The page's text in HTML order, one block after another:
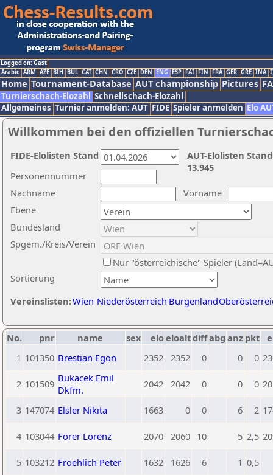
Logged on: Gast
Arabic ARM AZE BIH BUL CAT CHN CRO CZE DEN ENG ESP FAI FIN FRA GER GRE INA
Home Tournament-Database AUT championship Pictures
Turnierschach-Elozahl Schnellschach-Elozahl
Allgemeines Turnier anmelden: AUT FIDE Spieler anmelden Elo
Willkommen bei den offiziellen
Nachname
Vorname
Ebene
Sortierung
Personennummer
Bundesland
Spgem./Kreis/Verein
Nur "österreichische" Spieler
Vereinslisten:Wien Niederösterreich Burgenland
AUT-Elolisten
13.945
FIDE-Elolisten Stand
No. pnr name sex eloeloaltdiffabg anz pkt
1 101350 Brestian Egon 2352 2352 0 0 0
2 101509 Bukacek Emil
Dkfm.
2042 2042 0 0 0
3 147074 Elsler Nikita 1663 0 0 6 2
4 103044 Forer Lorenz 2070 2060 10 5 2,5
5 103212 Froehlich Peter 1632 1626 6 1 0,5